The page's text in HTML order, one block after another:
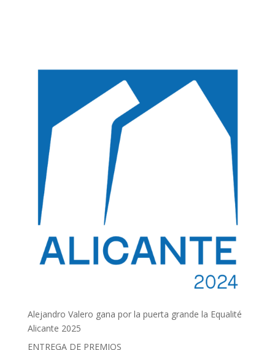
Alejandro Valero gana por la puerta grande la Equalité
Alicante 2025
ENTREGA DE PREMIOS